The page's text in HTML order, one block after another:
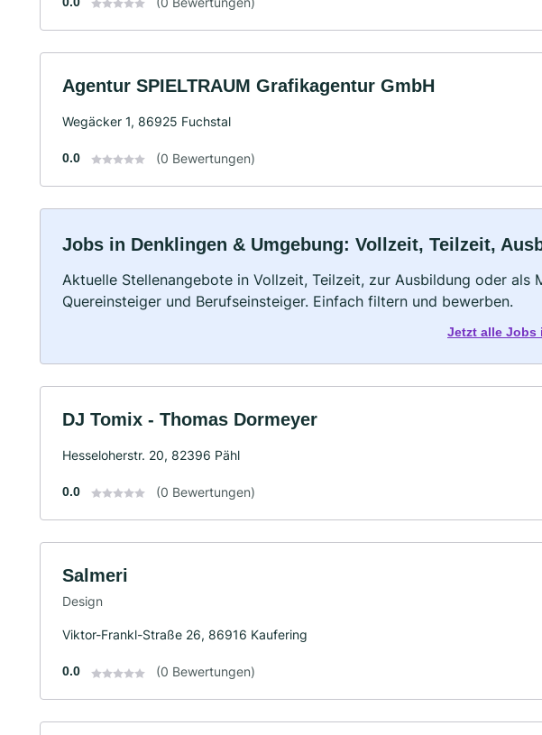
Agentur SPIELTRAUM Grafikagentur GmbH
Wegäcker 1, 86925 Fuchstal
0.0 (0 Bewertungen)
Jobs in Denklingen & Umgebung: Vollzeit, Teilzeit,
Aktuelle Stellenangebote in Vollzeit, Teilzeit, zur Ausbildung oder als
Quereinsteiger und Berufseinsteiger. Einfach filtern und bewerben.
Jetzt alle Jobs
DJ Tomix - Thomas Dormeyer
Hesseloherstr. 20, 82396 Pähl
0.0 (0 Bewertungen)
Salmeri
Design
Viktor-Frankl-Straße 26, 86916 Kaufering
0.0 (0 Bewertungen)